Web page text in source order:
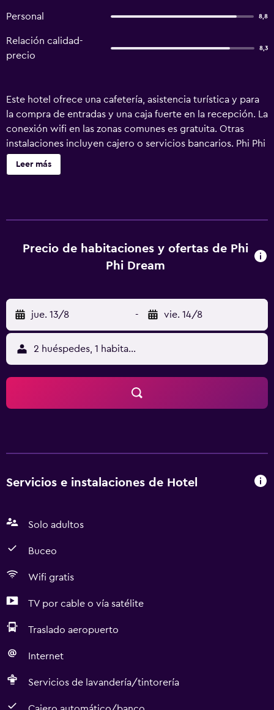
Personal 8,8
Relación calidad-
precio
8,3
Este hotel ofrece una cafetería, asistencia turística y para
la compra de entradas y una caja fuerte en la recepción. La
conexión wifi en las zonas comunes es gratuita. Otras
instalaciones incluyen cajero o servicios bancarios. Phi Phi
Dream ofrece 14 alojamientos con un ventilador. Este
hotel en Ko Phi Phi ofrece acceso a Internet wifi gratis. Los
Leer más
Precio de habitaciones y ofertas de Phi
Phi Dream
jue. 13/8 - vie. 14/8
2 huéspedes, 1 habitación
Servicios e instalaciones de Hotel
Solo adultos
Buceo
Wifi gratis
TV por cable o vía satélite
Traslado aeropuerto
Internet
Servicios de lavandería/tintorería